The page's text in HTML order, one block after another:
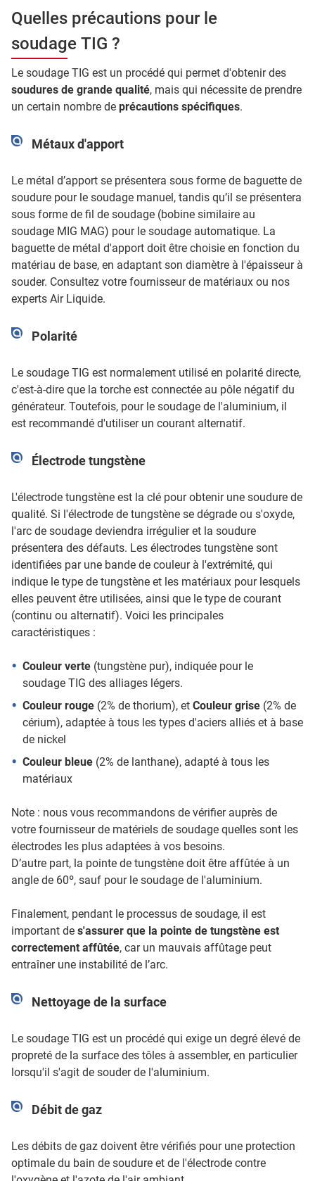
Quelles précautions pour le
soudage TIG ?
Le soudage TIG est un procédé qui permet d'obtenir des
soudures de grande qualité, mais qui nécessite de prendre
un certain nombre de précautions spécifiques.
Métaux d'apport
Le métal d’apport se présentera sous forme de baguette de
soudure pour le soudage manuel, tandis qu’il se présentera
sous forme de fil de soudage (bobine similaire au
soudage MIG MAG) pour le soudage automatique. La
baguette de métal d'apport doit être choisie en fonction du
matériau de base, en adaptant son diamètre à l'épaisseur à
souder. Consultez votre fournisseur de matériaux ou nos
experts Air Liquide.
Polarité
Le soudage TIG est normalement utilisé en polarité directe,
c'est-à-dire que la torche est connectée au pôle négatif du
générateur. Toutefois, pour le soudage de l'aluminium, il
est recommandé d'utiliser un courant alternatif.
Électrode tungstène
L'électrode tungstène est la clé pour obtenir une soudure de
qualité. Si l'électrode de tungstène se dégrade ou s'oxyde,
l'arc de soudage deviendra irrégulier et la soudure
présentera des défauts. Les électrodes tungstène sont
identifiées par une bande de couleur à l'extrémité, qui
indique le type de tungstène et les matériaux pour lesquels
elles peuvent être utilisées, ainsi que le type de courant
(continu ou alternatif). Voici les principales
caractéristiques :
Couleur verte (tungstène pur), indiquée pour le
soudage TIG des alliages légers.
Couleur rouge (2% de thorium), et Couleur grise (2% de
cérium), adaptée à tous les types d'aciers alliés et à base
de nickel
Couleur bleue (2% de lanthane), adapté à tous les
matériaux
Note : nous vous recommandons de vérifier auprès de
votre fournisseur de matériels de soudage quelles sont les
électrodes les plus adaptées à vos besoins.
D’autre part, la pointe de tungstène doit être affûtée à un
angle de 60º, sauf pour le soudage de l'aluminium.
Finalement, pendant le processus de soudage, il est
important de s'assurer que la pointe de tungstène est
correctement affûtée, car un mauvais affûtage peut
entraîner une instabilité de l’arc.
Nettoyage de la surface
Le soudage TIG est un procédé qui exige un degré élevé de
propreté de la surface des tôles à assembler, en particulier
lorsqu'il s'agit de souder de l'aluminium.
Débit de gaz
Les débits de gaz doivent être vérifiés pour une protection
optimale du bain de soudure et de l'électrode contre